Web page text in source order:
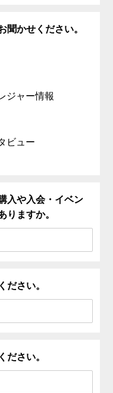
聞かせください。
ジャー情報
ビュー
入や入会・イベン
りますか。
ださい。
ださい。